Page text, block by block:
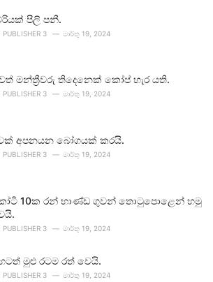
පීලි පනී.
PUBLISHER 3 මාර්තු 19, 2024
මන්ත්‍රීවරු තිදෙනෙක් කෝප් හැර යති.
PUBLISHER 3 මාර්තු 19, 2024
අපනයන බෝගයක් කරයි.
PUBLISHER 3 මාර්තු 19, 2024
10ක රන් භාණ්ඩ ගුවන් තොටුපොළෙන් හමු
PUBLISHER 3 මාර්තු 19, 2024
මුළු රටම රත් වෙයි.
PUBLISHER 3 මාර්තු 19, 2024